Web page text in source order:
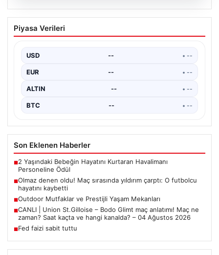
04.08.2026
Olmaz denen oldu! Maç sırasında
yıldırım çarptı: O futbolcu hayatını
Piyasa Verileri
USD -- • --
EUR -- • --
ALTIN -- • --
BTC -- • --
Son Eklenen Haberler
■2 Yaşındaki Bebeğin Hayatını Kurtaran Havalimanı
Personeline Ödül
■Olmaz denen oldu! Maç sırasında yıldırım çarptı: O futbolcu
hayatını kaybetti
■Outdoor Mutfaklar ve Prestijli Yaşam Mekanları
■CANLI | Union St.Gilloise – Bodo Glimt maç anlatımı! Maç ne
zaman? Saat kaçta ve hangi kanalda? – 04 Ağustos 2026
■Fed faizi sabit tuttu